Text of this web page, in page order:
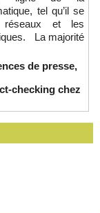
tel qu’il se
et les
La majorité
de presse,
checking chez